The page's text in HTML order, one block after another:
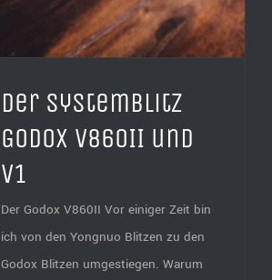
Der Systemblitz
Godox V860II und
V1
Der Godox V860II Vor einiger Zeit bin
ich von den Yongnuo Blitzen zu den
Godox Blitzen umgestiegen. Warum